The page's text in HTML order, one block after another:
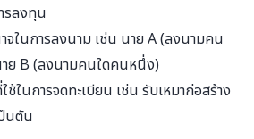
รลงทุน
ในการลงนาม เช่น นาย A (ลงนามคน
าย B (ลงนามคนใดคนหนึ่ง)
ในการจดทะเบียน เช่น รับเหมาก่อสร้าง
นต้น